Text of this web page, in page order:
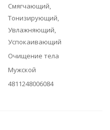
Смягчающий,
Тонизирующий,
Увлажняющий,
Успокаивающий
Очищение тела
Мужской
4811248006084